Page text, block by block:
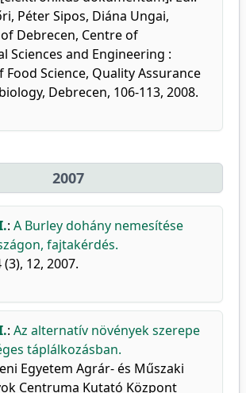
Péter Sipos, Diána Ungai,
Debrecen, Centre of
Sciences and Engineering :
Science, Quality Assurance
Debrecen, 106-113, 2008.
2007
: A Burley dohány nemesítése
fajtakérdés.
(3), 12, 2007.
: Az alternatív növények szerepe
táplálkozásban.
Egyetem Agrár- és Műszaki
Centruma Kutató Központ